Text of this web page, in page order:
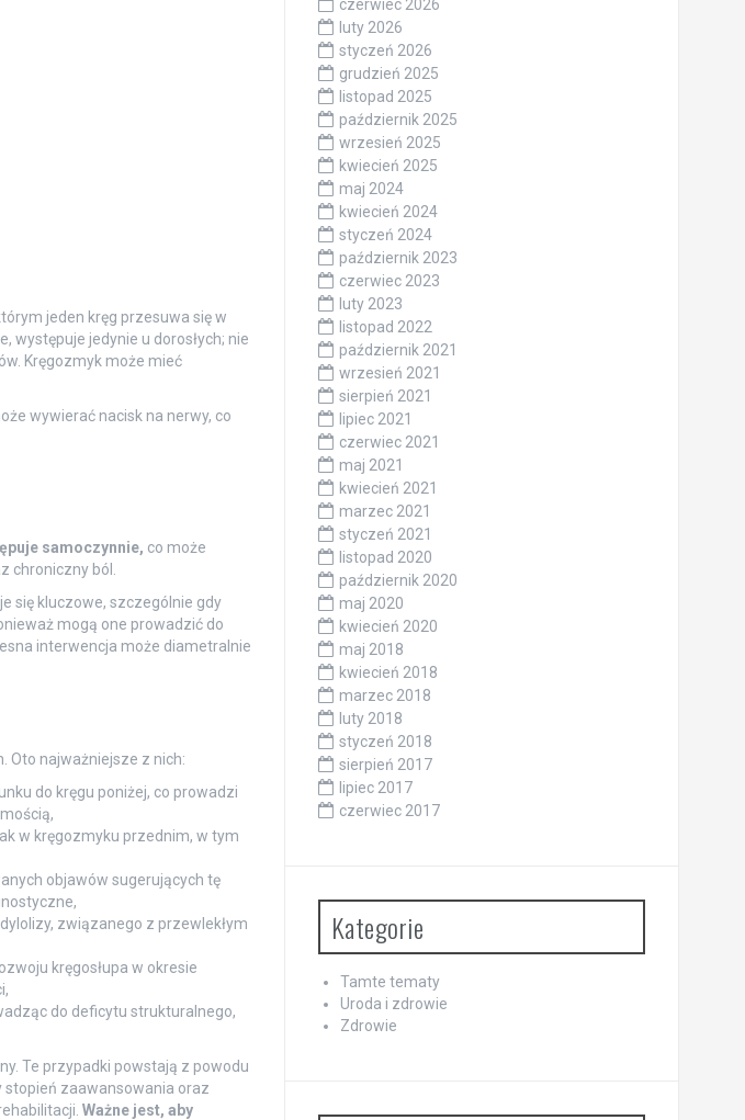
jeden kręg przesuwa się w
występuje jedynie u dorosłych; nie
Kręgozmyk może mieć
wywierać nacisk na nerwy, co
samoczynnie, co może
chroniczny ból.
się kluczowe, szczególnie gdy
mogą one prowadzić do
interwencja może diametralnie
Oto najważniejsze z nich:
do kręgu poniżej, co prowadzi
w kręgozmyku przednim, w tym
objawów sugerujących tę
związanego z przewlekłym
kręgosłupa w okresie
do deficytu strukturalnego,
Te przypadki powstają z powodu
stopień zaawansowania oraz
Ważne jest, aby
czerwiec 2026
luty 2026
styczeń 2026
grudzień 2025
listopad 2025
październik 2025
wrzesień 2025
kwiecień 2025
maj 2024
kwiecień 2024
styczeń 2024
październik 2023
czerwiec 2023
luty 2023
listopad 2022
październik 2021
wrzesień 2021
sierpień 2021
lipiec 2021
czerwiec 2021
maj 2021
kwiecień 2021
marzec 2021
styczeń 2021
listopad 2020
październik 2020
maj 2020
kwiecień 2020
maj 2018
kwiecień 2018
marzec 2018
luty 2018
styczeń 2018
sierpień 2017
lipiec 2017
czerwiec 2017
Kategorie
Tamte tematy
Uroda i zdrowie
Zdrowie